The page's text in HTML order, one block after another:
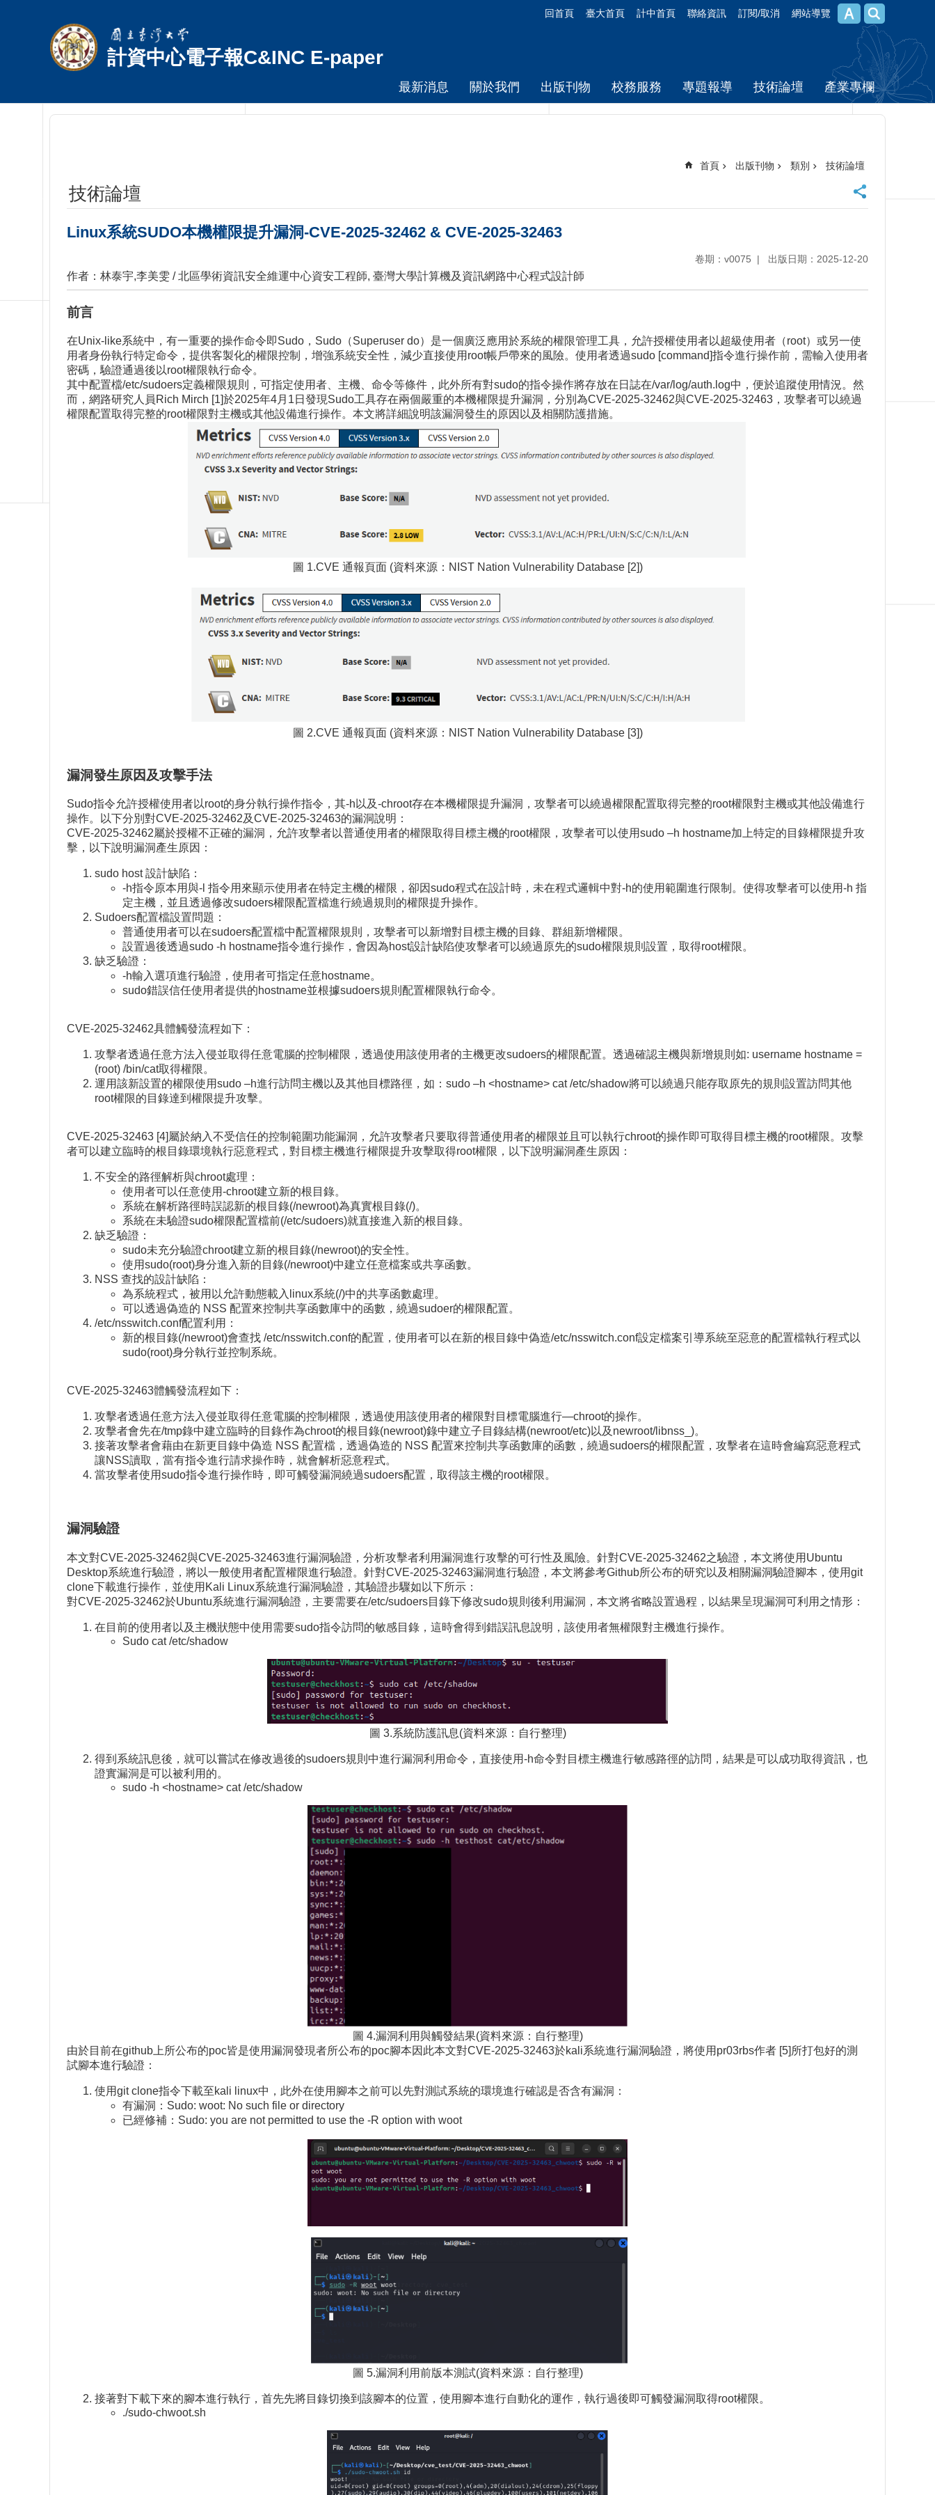
回首頁 臺大首頁 計中首頁 聯絡資訊 訂閱/取消 網站導覽
計資中心電子報C&INC E-paper
最新消息 關於我們 出版刊物 校務服務 專題報導 技術論壇 產業專欄
首頁 出版刊物 類別 技術論壇
技術論壇
Linux系統SUDO本機權限提升漏洞-CVE-2025-32462 & CVE-2025-32463
卷期：v0075 出版日期：2025-12-20
作者：林泰宇,李美雯 / 北區學術資訊安全維運中心資安工程師, 臺灣大學計算機及資訊網路中心程式設計師
前言
在Unix-like系統中，有一重要的操作命令即Sudo，Sudo（Superuser do）是一個廣泛應用於系統的權限管理工具，允許授權使用者以超級使用者（root）或另一使
用者身份執行特定命令，提供客製化的權限控制，增強系統安全性，減少直接使用root帳戶帶來的風險。使用者透過sudo [command]指令進行操作前，需輸入使用者
密碼，驗證通過後以root權限執行命令。
其中配置檔/etc/sudoers定義權限規則，可指定使用者、主機、命令等條件，此外所有對sudo的指令操作將存放在日誌在/var/log/auth.log中，便於追蹤使用情況。然
而，網路研究人員Rich Mirch [1]於2025年4月1日發現Sudo工具存在兩個嚴重的本機權限提升漏洞，分別為CVE-2025-32462與CVE-2025-32463，攻擊者可以繞過
權限配置取得完整的root權限對主機或其他設備進行操作。本文將詳細說明該漏洞發生的原因以及相關防護措施。
圖 1.CVE 通報頁面 (資料來源：NIST Nation Vulnerability Database [2])
圖 2.CVE 通報頁面 (資料來源：NIST Nation Vulnerability Database [3])
漏洞發生原因及攻擊手法
Sudo指令允許授權使用者以root的身分執行操作指令，其-h以及-chroot存在本機權限提升漏洞，攻擊者可以繞過權限配置取得完整的root權限對主機或其他設備進行
操作。以下分別對CVE-2025-32462及CVE-2025-32463的漏洞說明：
CVE-2025-32462屬於授權不正確的漏洞，允許攻擊者以普通使用者的權限取得目標主機的root權限，攻擊者可以使用sudo –h hostname加上特定的目錄權限提升攻
擊，以下說明漏洞產生原因：
sudo host 設計缺陷：
-h指令原本用與-l 指令用來顯示使用者在特定主機的權限，卻因sudo程式在設計時，未在程式邏輯中對-h的使用範圍進行限制。使得攻擊者可以使用-h 指
定主機，並且透過修改sudoers權限配置檔進行繞過規則的權限提升操作。
Sudoers配置檔設置問題：
普通使用者可以在sudoers配置檔中配置權限規則，攻擊者可以新增對目標主機的目錄、群組新增權限。
設置過後透過sudo -h hostname指令進行操作，會因為host設計缺陷使攻擊者可以繞過原先的sudo權限規則設置，取得root權限。
缺乏驗證：
-h輸入選項進行驗證，使用者可指定任意hostname。
sudo錯誤信任使用者提供的hostname並根據sudoers規則配置權限執行命令。
CVE-2025-32462具體觸發流程如下：
攻擊者透過任意方法入侵並取得任意電腦的控制權限，透過使用該使用者的主機更改sudoers的權限配置。透過確認主機與新增規則如: username hostname =
(root) /bin/cat取得權限。
運用該新設置的權限使用sudo –h進行訪問主機以及其他目標路徑，如：sudo –h <hostname> cat /etc/shadow將可以繞過只能存取原先的規則設置訪問其他
root權限的目錄達到權限提升攻擊。
CVE-2025-32463 [4]屬於納入不受信任的控制範圍功能漏洞，允許攻擊者只要取得普通使用者的權限並且可以執行chroot的操作即可取得目標主機的root權限。攻擊
者可以建立臨時的根目錄環境執行惡意程式，對目標主機進行權限提升攻擊取得root權限，以下說明漏洞產生原因：
不安全的路徑解析與chroot處理：
使用者可以任意使用-chroot建立新的根目錄。
系統在解析路徑時誤認新的根目錄(/newroot)為真實根目錄(/)。
系統在未驗證sudo權限配置檔前(/etc/sudoers)就直接進入新的根目錄。
缺乏驗證：
sudo未充分驗證chroot建立新的根目錄(/newroot)的安全性。
使用sudo(root)身分進入新的目錄(/newroot)中建立任意檔案或共享函數。
NSS 查找的設計缺陷：
為系統程式，被用以允許動態載入linux系統(/)中的共享函數處理。
可以透過偽造的 NSS 配置來控制共享函數庫中的函數，繞過sudoer的權限配置。
/etc/nsswitch.conf配置利用：
新的根目錄(/newroot)會查找 /etc/nsswitch.conf的配置，使用者可以在新的根目錄中偽造/etc/nsswitch.conf設定檔案引導系統至惡意的配置檔執行程式以
sudo(root)身分執行並控制系統。
CVE-2025-32463體觸發流程如下：
攻擊者透過任意方法入侵並取得任意電腦的控制權限，透過使用該使用者的權限對目標電腦進行—chroot的操作。
攻擊者會先在/tmp錄中建立臨時的目錄作為chroot的根目錄(newroot)錄中建立子目錄結構(newroot/etc)以及newroot/libnss_)。
接著攻擊者會藉由在新更目錄中偽造 NSS 配置檔，透過偽造的 NSS 配置來控制共享函數庫的函數，繞過sudoers的權限配置，攻擊者在這時會編寫惡意程式
讓NSS讀取，當有指令進行請求操作時，就會解析惡意程式。
當攻擊者使用sudo指令進行操作時，即可觸發漏洞繞過sudoers配置，取得該主機的root權限。
漏洞驗證
本文對CVE-2025-32462與CVE-2025-32463進行漏洞驗證，分析攻擊者利用漏洞進行攻擊的可行性及風險。針對CVE-2025-32462之驗證，本文將使用Ubuntu
Desktop系統進行驗證，將以一般使用者配置權限進行驗證。針對CVE-2025-32463漏洞進行驗證，本文將參考Github所公布的研究以及相關漏洞驗證腳本，使用git
clone下載進行操作，並使用Kali Linux系統進行漏洞驗證，其驗證步驟如以下所示：
對CVE-2025-32462於Ubuntu系統進行漏洞驗證，主要需要在/etc/sudoers目錄下修改sudo規則後利用漏洞，本文將省略設置過程，以結果呈現漏洞可利用之情形：
在目前的使用者以及主機狀態中使用需要sudo指令訪問的敏感目錄，這時會得到錯誤訊息說明，該使用者無權限對主機進行操作。
Sudo cat /etc/shadow
圖 3.系統防護訊息(資料來源：自行整理)
得到系統訊息後，就可以嘗試在修改過後的sudoers規則中進行漏洞利用命令，直接使用-h命令對目標主機進行敏感路徑的訪問，結果是可以成功取得資訊，也
證實漏洞是可以被利用的。
sudo -h <hostname> cat /etc/shadow
圖 4.漏洞利用與觸發結果(資料來源：自行整理)
由於目前在github上所公布的poc皆是使用漏洞發現者所公布的poc腳本因此本文對CVE-2025-32463於kali系統進行漏洞驗證，將使用pr03rbs作者 [5]所打包好的測
試腳本進行驗證：
使用git clone指令下載至kali linux中，此外在使用腳本之前可以先對測試系統的環境進行確認是否含有漏洞：
有漏洞：Sudo: woot: No such file or directory
已經修補：Sudo: you are not permitted to use the -R option with woot
圖 5.漏洞利用前版本測試(資料來源：自行整理)
接著對下載下來的腳本進行執行，首先先將目錄切換到該腳本的位置，使用腳本進行自動化的運作，執行過後即可觸發漏洞取得root權限。
./sudo-chwoot.sh